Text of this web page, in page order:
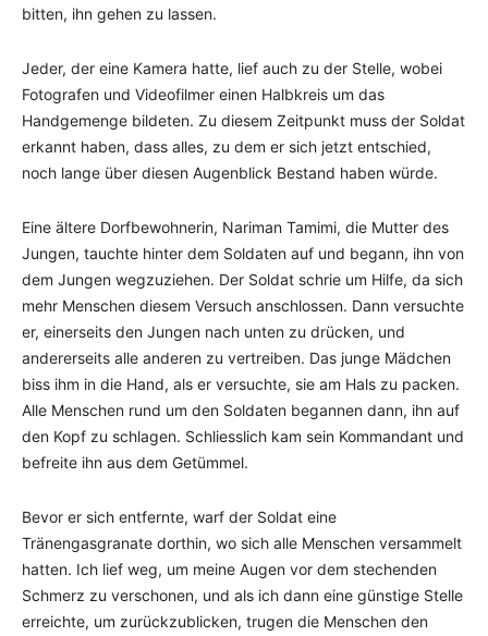
bitten, ihn gehen zu lassen.
Jeder, der eine Kamera hatte, lief auch zu der Stelle, wobei
Fotografen und Videofilmer einen Halbkreis um das
Handgemenge bildeten. Zu diesem Zeitpunkt muss der Soldat
erkannt haben, dass alles, zu dem er sich jetzt entschied,
noch lange über diesen Augenblick Bestand haben würde.
Eine ältere Dorfbewohnerin, Nariman Tamimi, die Mutter des
Jungen, tauchte hinter dem Soldaten auf und begann, ihn von
dem Jungen wegzuziehen. Der Soldat schrie um Hilfe, da sich
mehr Menschen diesem Versuch anschlossen. Dann versuchte
er, einerseits den Jungen nach unten zu drücken, und
andererseits alle anderen zu vertreiben. Das junge Mädchen
biss ihm in die Hand, als er versuchte, sie am Hals zu packen.
Alle Menschen rund um den Soldaten begannen dann, ihn auf
den Kopf zu schlagen. Schliesslich kam sein Kommandant und
befreite ihn aus dem Getümmel.
Bevor er sich entfernte, warf der Soldat eine
Tränengasgranate dorthin, wo sich alle Menschen versammelt
hatten. Ich lief weg, um meine Augen vor dem stechenden
Schmerz zu verschonen, und als ich dann eine günstige Stelle
erreichte, um zurückzublicken, trugen die Menschen den